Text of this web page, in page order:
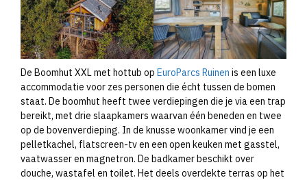
De Boomhut XXL met hottub op EuroParcs Ruinen is een luxe
accommodatie voor zes personen die écht tussen de bomen
staat. De boomhut heeft twee verdiepingen die je via een trap
bereikt, met drie slaapkamers waarvan één beneden en twee
op de bovenverdieping. In de knusse woonkamer vind je een
pelletkachel, flatscreen-tv en een open keuken met gasstel,
vaatwasser en magnetron. De badkamer beschikt over
douche, wastafel en toilet. Het deels overdekte terras op het